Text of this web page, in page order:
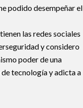
podido desempeñar el
las redes sociales
y considero
poder de una
tecnología y adicta a